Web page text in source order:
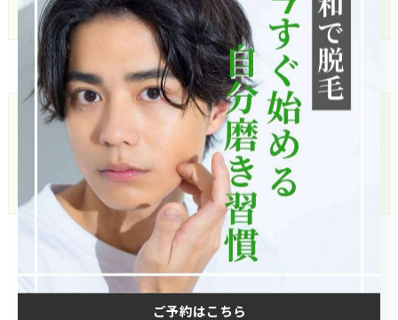
持てます。」（30代 公務員）
「男性スタッフさんだから相談しやすかった。1
回でも結構ツルっとして驚きました！」（40代
自営業）
◆他サロンとの比較
ご予約はこちら